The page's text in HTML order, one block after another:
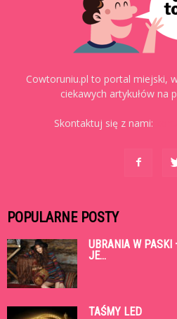
Cowtoruniu.pl to portal miejski,
ciekawych artykułów na
Skontaktuj się z nami:
POPULARNE POSTY
UBRANIA W
JE...
TAŚMY LED